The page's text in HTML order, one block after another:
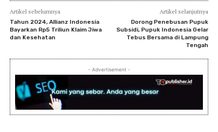
Artikel sebelumnya
Tahun 2024, Allianz Indonesia
Bayarkan Rp5 Triliun Klaim Jiwa
dan Kesehatan
Artikel selanjutnya
Dorong Penebusan Pupuk
Subsidi, Pupuk Indonesia Gelar
Tebus Bersama di Lampung
Tengah
- Advertisement -